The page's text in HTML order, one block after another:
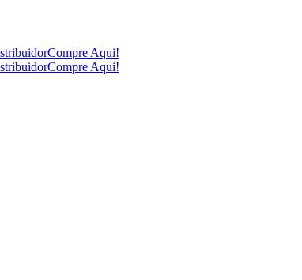
Compre Aqui!
Compre Aqui!